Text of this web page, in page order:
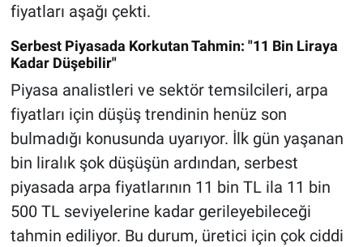
fiyatları aşağı çekti.
Serbest Piyasada Korkutan Tahmin: "11 Bin Liraya
Kadar Düşebilir"
Piyasa analistleri ve sektör temsilcileri, arpa
fiyatları için düşüş trendinin henüz son
bulmadığı konusunda uyarıyor. İlk gün yaşanan
bin liralık şok düşüşün ardından, serbest
piyasada arpa fiyatlarının 11 bin TL ila 11 bin
500 TL seviyelerine kadar gerileyebileceği
tahmin ediliyor. Bu durum, üretici için çok ciddi